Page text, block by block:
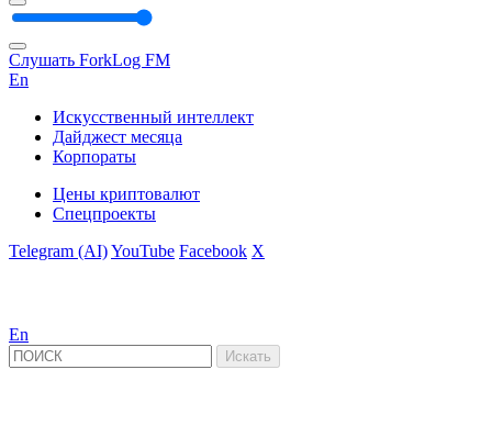
Слушать ForkLog FM
En
Искусственный интеллект
Дайджест месяца
Корпораты
Цены криптовалют
Спецпроекты
Telegram (AI)YouTube Facebook X
En